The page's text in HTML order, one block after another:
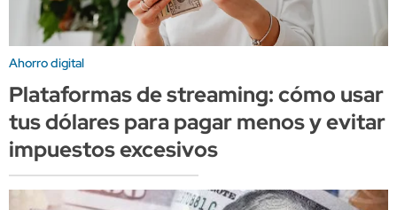
Ahorro digital
Plataformas de streaming: cómo usar
tus dólares para pagar menos y evitar
impuestos excesivos